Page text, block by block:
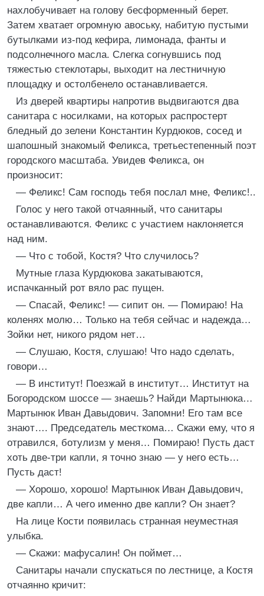
нахлобучивает на голову бесформенный берет.
Затем хватает огромную авоську, набитую пустыми
бутылками из-под кефира, лимонада, фанты и
подсолнечного масла. Слегка согнувшись под
тяжестью стеклотары, выходит на лестничную
площадку и остолбенело останавливается.
Из дверей квартиры напротив выдвигаются два
санитара с носилками, на которых распростерт
бледный до зелени Константин Курдюков, сосед и
шапошный знакомый Феликса, третьестепенный поэт
городского масштаба. Увидев Феликса, он
произносит:
— Феликс! Сам господь тебя послал мне, Феликс!..
Голос у него такой отчаянный, что санитары
останавливаются. Феликс с участием наклоняется
над ним.
— Что с тобой, Костя? Что случилось?
Мутные глаза Курдюкова закатываются,
испачканный рот вяло рас пущен.
— Спасай, Феликс! — сипит он. — Помираю! На
коленях молю… Только на тебя сейчас и надежда…
Зойки нет, никого рядом нет…
— Слушаю, Костя, слушаю! Что надо сделать,
говори…
— В институт! Поезжай в институт… Институт на
Богородском шоссе — знаешь? Найди Мартынюка…
Мартынюк Иван Давыдович. Запомни! Его там все
знают…. Председатель месткома… Скажи ему, что я
отравился, ботулизм у меня… Помираю! Пусть даст
хоть две-три капли, я точно знаю — у него есть…
Пусть даст!
— Хорошо, хорошо! Мартынюк Иван Давыдович,
две капли… А чего именно две капли? Он знает?
На лице Кости появилась странная неуместная
улыбка.
— Скажи: мафусалин! Он поймет…
Санитары начали спускаться по лестнице, а Костя
отчаянно кричит: